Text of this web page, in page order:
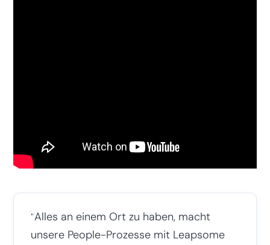
“Alles an einem Ort zu haben, macht
unsere People-Prozesse mit Leapsome